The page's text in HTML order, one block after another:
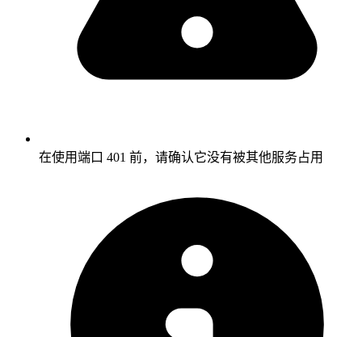
在使用端口 401 前，请确认它没有被其他服务占用